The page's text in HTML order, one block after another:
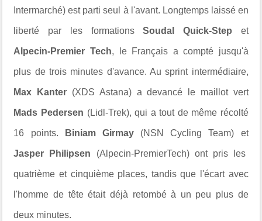
Intermarché) est parti seul à l'avant. Longtemps laissé en
liberté par les formationsSoudal Quick-Step et
Alpecin-Premier Tech, le Français a compté jusqu'à
plus de trois minutes d'avance. Au sprint intermédiaire,
Max Kanter (XDS Astana) a devancé le maillot vert
Mads Pedersen (Lidl-Trek), qui a tout de même récolté
16 points. Biniam Girmay(NSN Cycling Team) et
Jasper Philipsen (Alpecin-PremierTech) ont pris les
quatrième et cinquième places, tandis que l'écart avec
l'homme de tête était déjà retombé à un peu plus de
deux minutes.